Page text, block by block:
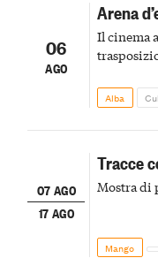
06
AGO
Arena
Il cinema
Alba
07 AGO
17 AGO
Tracce
Mostra di
Mango